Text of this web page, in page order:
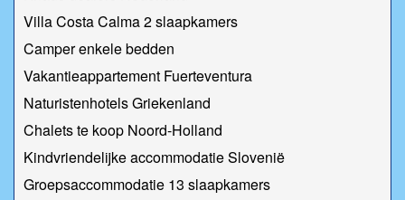
Villa Costa Calma 2 slaapkamers
Camper enkele bedden
Vakantieappartement Fuerteventura
Naturistenhotels Griekenland
Chalets te koop Noord-Holland
Kindvriendelijke accommodatie Slovenië
Groepsaccommodatie 13 slaapkamers